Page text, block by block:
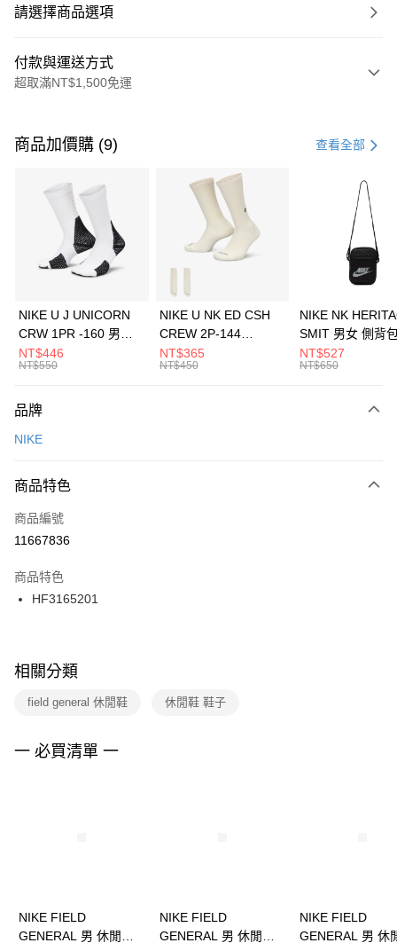
請選擇商品選項
付款與運送方式
超取滿NT$1,500免運
信用卡一次付款
3 期 0 利率 每期 21家銀行
合作金庫商業銀行
第一商業銀行
華南商業銀行
彰化商業銀行
上海商業儲蓄銀行
元大商業銀行
台灣樂天信用卡公司
Apple Pay
全盈+PAY
AFTEE先享後付
【關於「AFTEE先享後付」】
便利好安心！
３．安心：先確認商品／服務後，再付款。
【「AFTEE先享後付」結帳流程】
１．於結帳方式選擇「AFTEE先享後付」後，將跳轉至「AFTEE先享後付」
２．訂單成立數日內，您將收到繳費通知簡訊。
３．收到繳費通知簡訊後14天內，點擊此簡訊中的連結，可透過四大超商／
ATM／網路銀行／等多元方式進行付款，方視為交易完成。
※ 交易是否成功請以「AFTEE先享後付 」之結帳頁面顯示為準，若有關於
是否繳費成功／繳費後需取消欲退款等相關疑問，請聯繫「AFTEE先享後付
客戶支援中心」https://netprotections.freshdesk.com/support/home
１．透過由恩沛科技股份有限公司提供之「AFTEE先享後付」服務完成之交
易，需依本服務之必要範圍內提供個人資料，並將交易相關給付款項請求債
５．嚴禁一人註冊多個帳號或使用他人資訊註冊。若發現惡意使用之情形，
恩沛科技股份有限公司將有權停止該用戶之使用額度並採取法律行動。
運送方式
每筆NT$100，滿NT$1,500(含以上)免運費
宅配
每筆NT$100，滿NT$1,500(含以上)免運費
付款後門市自取
每筆NT$100，滿NT$1,500(含以上)免運費
商品加價購 (9) 查看全部
NIKE U J UNICORN
CRW 1PR -160 男女
中統襪 FZ3393100
NT$446
NT$550
NIKE U NK ED CSH
CREW 2P-144
EMBRDY 男女 短統襪
FZ3073133
NT$365
NT$450
NIKE NK
SMIT 男女 側背
BA5871010
NT$527
NT$650
品牌
NIKE
商品特色
商品編號
11667836
商品特色
HF3165201
相關分類
field general 休閒鞋 休閒鞋 鞋子
一 必買清單 一
NIKE FIELD
GENERAL 男 休閒鞋
NIKE FIELD
GENERAL 男 休閒鞋
NIKE FIELD
GENERAL 男 休